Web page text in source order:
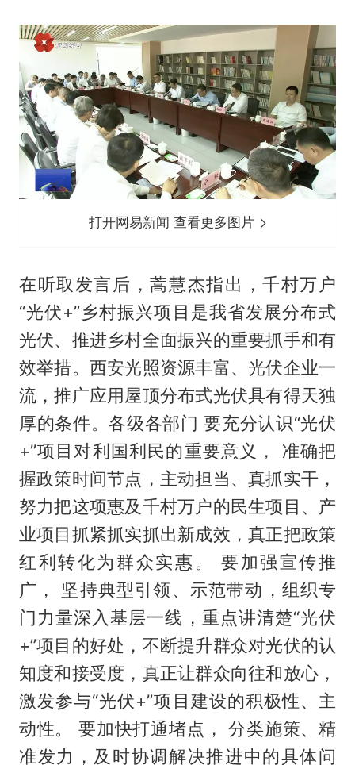
打开网易新闻 查看更多图片
在听取发言后，蒿慧杰指出，千村万户
“光伏+”乡村振兴项目是我省发展分布式
光伏、推进乡村全面振兴的重要抓手和有
效举措。西安光照资源丰富、光伏企业一
流，推广应用屋顶分布式光伏具有得天独
厚的条件。各级各部门 要充分认识“光伏
+”项目对利国利民的重要意义， 准确把
握政策时间节点，主动担当、真抓实干，
努力把这项惠及千村万户的民生项目、产
业项目抓紧抓实抓出新成效，真正把政策
红利转化为群众实惠。 要加强宣传推
广， 坚持典型引领、示范带动，组织专
门力量深入基层一线，重点讲清楚“光伏
+”项目的好处，不断提升群众对光伏的认
知度和接受度，真正让群众向往和放心，
激发参与“光伏+”项目建设的积极性、主
动性。 要加快打通堵点， 分类施策、精
准发力，及时协调解决推进中的具体问